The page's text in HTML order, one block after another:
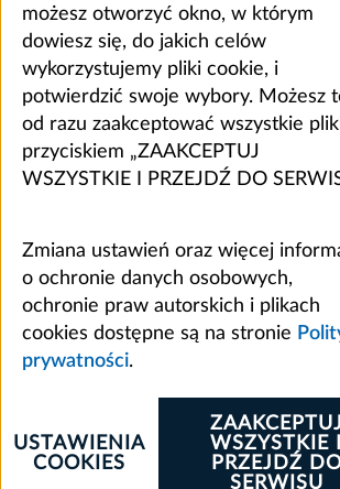
możesz otworzyć okno, w którym
dowiesz się, do jakich celów
wykorzystujemy pliki cookie, i
potwierdzić swoje wybory. Możesz
od razu zaakceptować wszystkie
przyciskiem „ZAAKCEPTUJ
WSZYSTKIE I PRZEJDŹ DO
Zmiana ustawień oraz więcej
o ochronie danych osobowych,
ochronie praw autorskich i plikach
cookies dostępne są na stronie
prywatności.
ZAAKCEPTUJ
WSZYSTKIE I
PRZEJDŹ
SERWISU
USTAWIENIA
COOKIES